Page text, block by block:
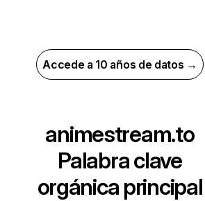
Accede a 10 años de datos →
animestream.to
Palabra clave
orgánica principal